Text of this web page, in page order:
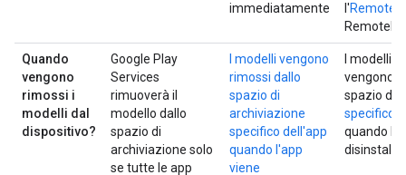
immediatamente
l'
Quando
vengono
rimossi i
modelli dal
dispositivo?
Google Play
Services
rimuoverà il
modello dallo
spazio di
archiviazione solo
se tutte le app
I modelli vengono
rimossi dallo
spazio di
archiviazione
specifico dell'app
quando l'app
viene
I modelli
vengono
spazio di
specifico
quando